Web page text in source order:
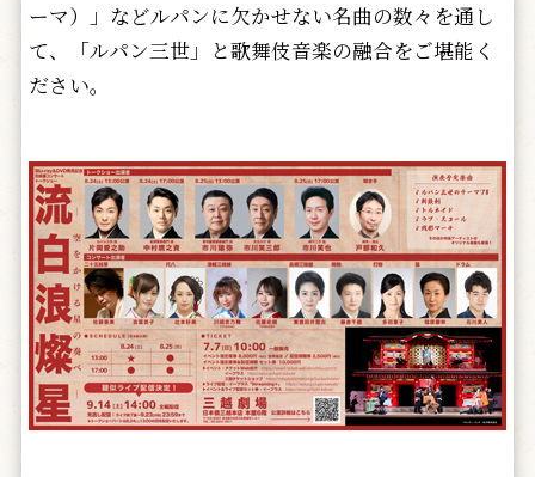
ーマ）」などルパンに欠かせない名曲の数々を通し
て、「ルパン三世」と歌舞伎音楽の融合をご堪能く
ださい。